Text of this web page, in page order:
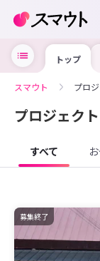
トップ
スマウト プロ
プロジェク
すべて
募集終了